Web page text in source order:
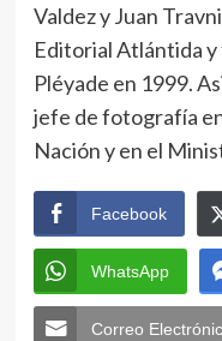
Valdez y Juan
Editorial Atlántida
Pléyade en 1999.
jefe de fotografía
Nación y en el
Facebook
WhatsApp
Correo